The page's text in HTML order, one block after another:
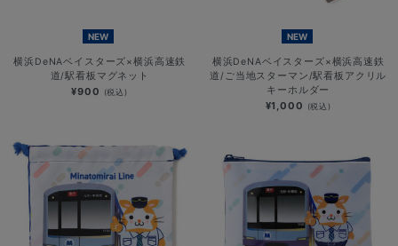
NEW
横浜DeNAベイスターズ×横浜高速鉄
道/駅看板マグネット
¥900 (税込)
NEW
横浜DeNAベイスターズ×横浜高速鉄
道/ご当地スターマン/駅看板アクリル
キーホルダー
¥1,000 (税込)